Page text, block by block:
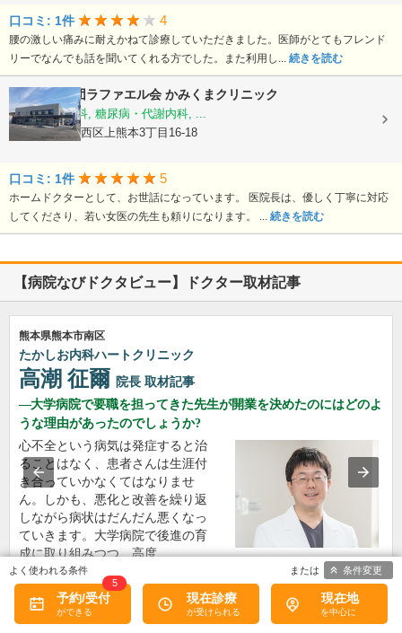
口コミ: 1件 4
腰の激しい痛みに耐えかねて診療していただきました。医師がとてもフレンド
リーでなんでも話を聞いてくれる方でした。また利用し... 続きを読む
医療法人社団ラファエル会 かみくまクリニック
整形外科, 内科, 糖尿病・代謝内科, ...
熊本県熊本市西区上熊本3丁目16-18
口コミ: 1件 5
ホームドクターとして、お世話になっています。 医院長は、優しく丁寧に対応
してくださり、若い女医の先生も頼りになります。 ... 続きを読む
【病院なびドクタビュー】ドクター取材記事
熊本県熊本市南区
たかしお内科ハートクリニック
高潮 征爾 院長 取材記事
大学病院で要職を担ってきた先生が開業を決めたのにはどのよ
うな理由があったのでしょうか?
心不全という病気は発症すると治
ることはなく、患者さんは生涯付
き合っていかなくてはなりませ
ん。しかも、悪化と改善を繰り返
しながら病状はだんだん悪くなっ
ていきます。大学病院で後進の育
成に取り組みつつ、高度…
>>記事全文を読む
予約/受付
5
現在診療 現在地
条件変更